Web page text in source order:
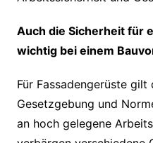
Auch die Sicherheit für
wichtig bei einem
Für Fassadengerüste
Gesetzgebung und
an hoch gelegene